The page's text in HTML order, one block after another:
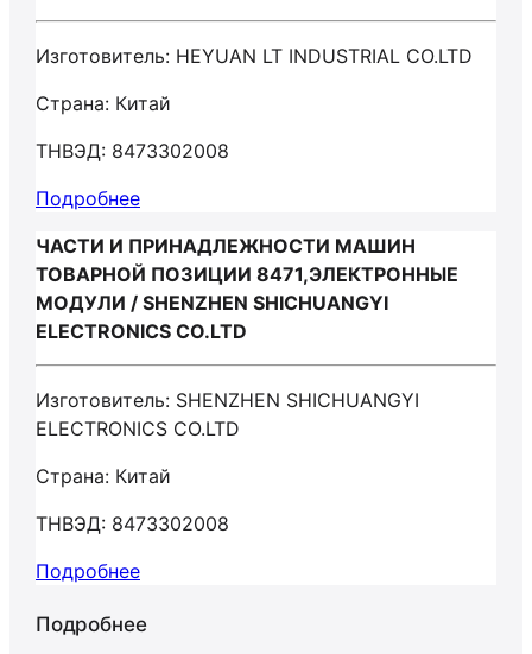
Изготовитель: HEYUAN LT INDUSTRIAL CO.LTD
Страна: Китай
ТНВЭД: 8473302008
Подробнее
ЧАСТИ И ПРИНАДЛЕЖНОСТИ МАШИН
ТОВАРНОЙ ПОЗИЦИИ 8471,ЭЛЕКТРОННЫЕ
МОДУЛИ / SHENZHEN SHICHUANGYI
ELECTRONICS CO.LTD
Изготовитель: SHENZHEN SHICHUANGYI
ELECTRONICS CO.LTD
Страна: Китай
ТНВЭД: 8473302008
Подробнее
Подробнее